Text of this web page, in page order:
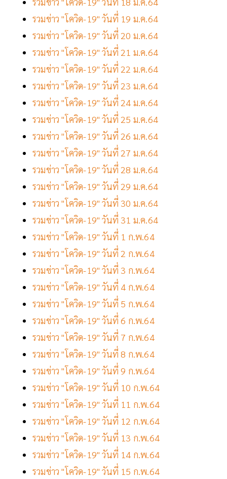
รวมข่าว "โควิด-19" วันที่ 19 ม.ค.64
รวมข่าว "โควิด-19" วันที่ 20 ม.ค.64
รวมข่าว "โควิด-19" วันที่ 21 ม.ค.64
รวมข่าว "โควิด-19" วันที่ 22 ม.ค.64
รวมข่าว "โควิด-19" วันที่ 23 ม.ค.64
รวมข่าว "โควิด-19" วันที่ 24 ม.ค.64
รวมข่าว "โควิด-19" วันที่ 25 ม.ค.64
รวมข่าว "โควิด-19" วันที่ 26 ม.ค.64
รวมข่าว "โควิด-19" วันที่ 27 ม.ค.64
รวมข่าว "โควิด-19" วันที่ 28 ม.ค.64
รวมข่าว "โควิด-19" วันที่ 29 ม.ค.64
รวมข่าว "โควิด-19" วันที่ 30 ม.ค.64
รวมข่าว "โควิด-19" วันที่ 31 ม.ค.64
รวมข่าว "โควิด-19" วันที่ 1 ก.พ.64
รวมข่าว "โควิด-19" วันที่ 2 ก.พ.64
รวมข่าว "โควิด-19" วันที่ 3 ก.พ.64
รวมข่าว "โควิด-19" วันที่ 4 ก.พ.64
รวมข่าว "โควิด-19" วันที่ 5 ก.พ.64
รวมข่าว "โควิด-19" วันที่ 6 ก.พ.64
รวมข่าว "โควิด-19" วันที่ 7 ก.พ.64
รวมข่าว "โควิด-19" วันที่ 8 ก.พ.64
รวมข่าว "โควิด-19" วันที่ 9 ก.พ.64
รวมข่าว "โควิด-19" วันที่ 10 ก.พ.64
รวมข่าว "โควิด-19" วันที่ 11 ก.พ.64
รวมข่าว "โควิด-19" วันที่ 12 ก.พ.64
รวมข่าว "โควิด-19" วันที่ 13 ก.พ.64
รวมข่าว "โควิด-19" วันที่ 14 ก.พ.64
รวมข่าว "โควิด-19" วันที่ 15 ก.พ.64